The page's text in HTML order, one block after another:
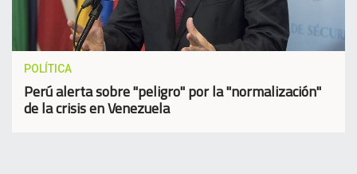
POLÍTICA
Perú alerta sobre "peligro" por la "normalización"
de la crisis en Venezuela